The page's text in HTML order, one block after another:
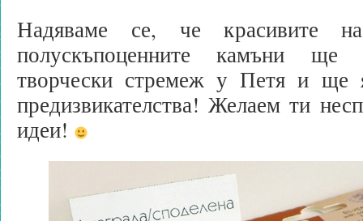
Надяваме се, че красивите
полускъпоценните камъни ще
творчески стремеж у Петя и ще
предизвикателства! Желаем ти
идеи!